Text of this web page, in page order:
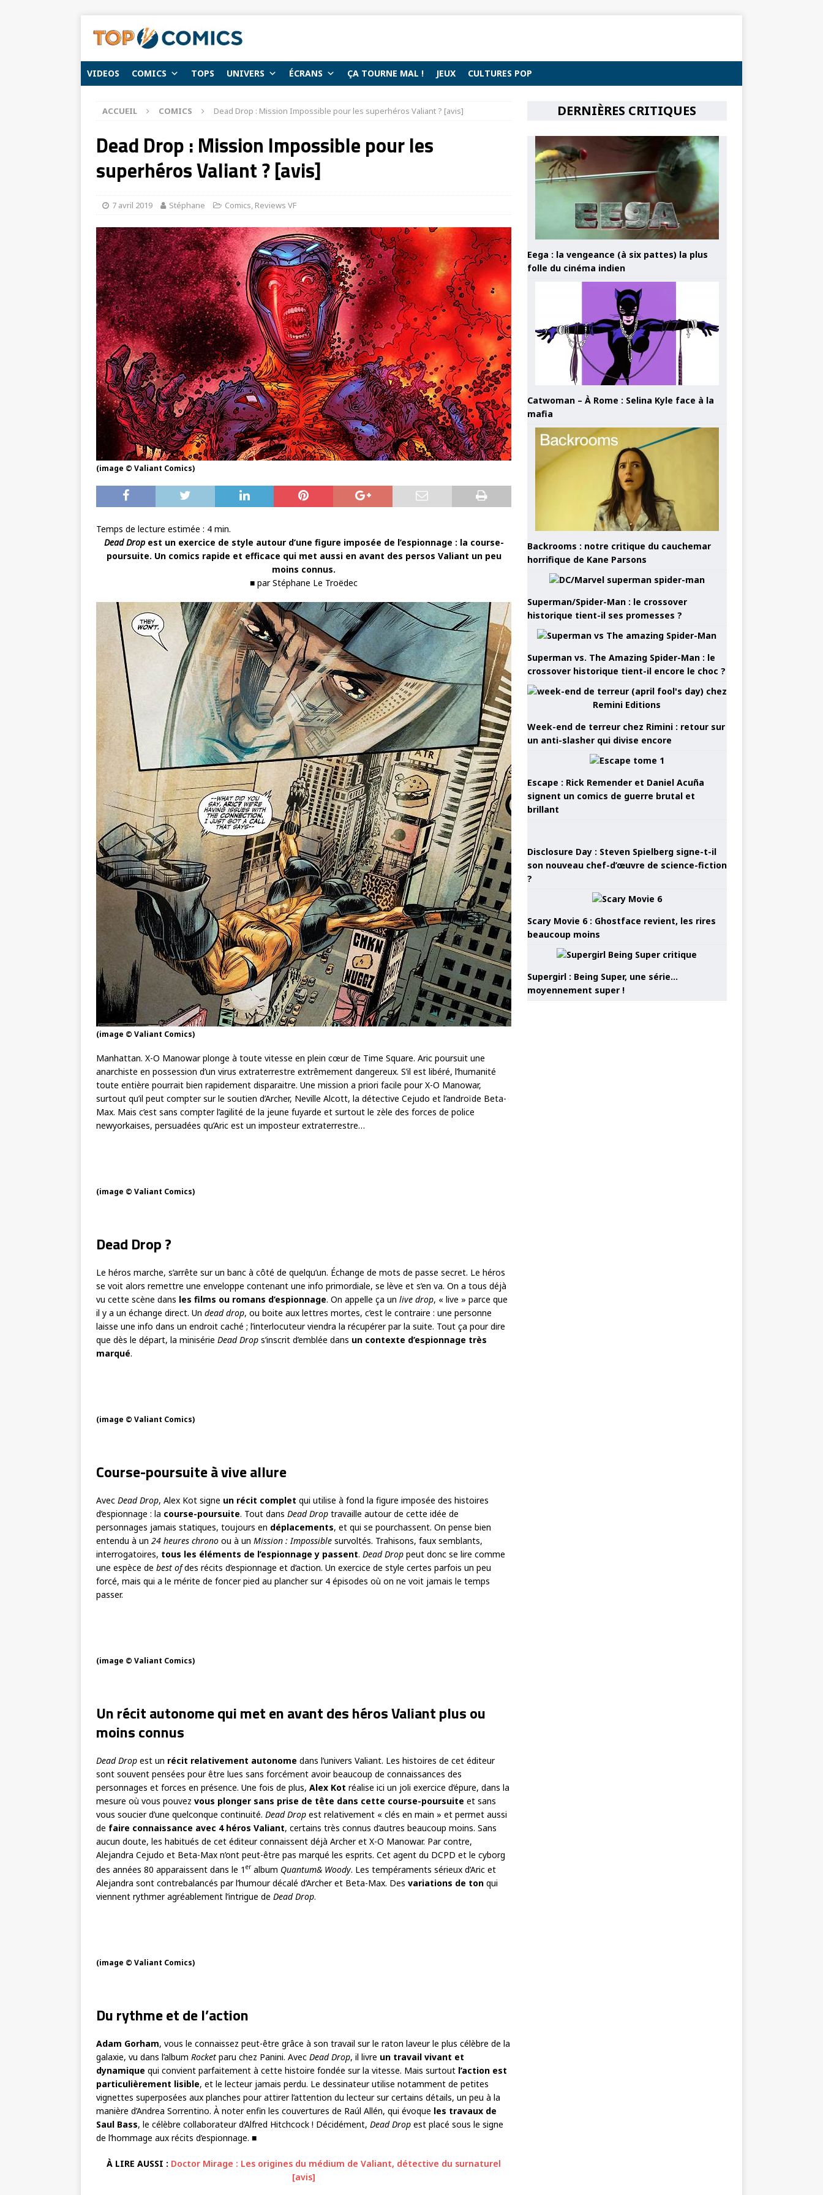
VIDEOS COMICS TOPS UNIVERS ÉCRANS ÇA TOURNE MAL ! JEUX CULTURES POP
ACCUEIL COMICS Dead Drop : Mission Impossible pour les superhéros Valiant ? [avis]
Dead Drop : Mission Impossible pour les
superhéros Valiant ? [avis]
7 avril 2019 Stéphane Comics, Reviews VF
(image © Valiant Comics)
Temps de lecture estimée : 4 min.
Dead Dropest un exercice de style autour d’une figure imposée de l’espionnage : la course-
poursuite. Un comics rapide et efficace qui met aussi en avant des persos Valiant un peu
moins connus.
■ par Stéphane Le Troëdec
(image © Valiant Comics)
Manhattan. X-O Manowar plonge à toute vitesse en plein cœur de Time Square. Aric poursuit une
anarchiste en possession d’un virus extraterrestre extrêmement dangereux. S’il est libéré, l’humanité
toute entière pourrait bien rapidement disparaitre. Une mission a priori facile pour X-O Manowar,
surtout qu’il peut compter sur le soutien d’Archer, Neville Alcott, la détective Cejudo et l’androïde Beta-
Max. Mais c’est sans compter l’agilité de la jeune fuyarde et surtout le zèle des forces de police
newyorkaises, persuadées qu’Aric est un imposteur extraterrestre…
(image © Valiant Comics)
Dead Drop ?
Le héros marche, s’arrête sur un banc à côté de quelqu’un. Échange de mots de passe secret. Le héros
se voit alors remettre une enveloppe contenant une info primordiale, se lève et s’en va. On a tous déjà
vu cette scène dans les films ou romans d’espionnage. On appelle ça un live drop, « live » parce que
il y a un échange direct. Un dead drop, ou boite aux lettres mortes, c’est le contraire : une personne
laisse une info dans un endroit caché ; l’interlocuteur viendra la récupérer par la suite. Tout ça pour dire
que dès le départ, la minisérie Dead Drop s’inscrit d’emblée dans un contexte d’espionnage très
marqué.
(image © Valiant Comics)
Course-poursuite à vive allure
Avec Dead Drop, Alex Kot signe un récit complet qui utilise à fond la figure imposée des histoires
d’espionnage : la course-poursuite. Tout dans Dead Drop travaille autour de cette idée de
personnages jamais statiques, toujours en déplacements, et qui se pourchassent. On pense bien
entendu à un 24 heures chrono ou à un Mission : Impossible survoltés. Trahisons, faux semblants,
interrogatoires, tous les éléments de l’espionnage y passent. Dead Drop peut donc se lire comme
une espèce de best ofdes récits d’espionnage et d’action. Un exercice de style certes parfois un peu
forcé, mais qui a le mérite de foncer pied au plancher sur 4 épisodes où on ne voit jamais le temps
passer.
(image © Valiant Comics)
Un récit autonome qui met en avant des héros Valiant plus ou
moins connus
Dead Drop est un récit relativement autonome dans l’univers Valiant. Les histoires de cet éditeur
sont souvent pensées pour être lues sans forcément avoir beaucoup de connaissances des
personnages et forces en présence. Une fois de plus, Alex Kot réalise ici un joli exercice d’épure, dans la
mesure où vous pouvez vous plonger sans prise de tête dans cette course-poursuite et sans
vous soucier d’une quelconque continuité. Dead Drop est relativement « clés en main » et permet aussi
de faire connaissance avec 4 héros Valiant, certains très connus d’autres beaucoup moins. Sans
aucun doute, les habitués de cet éditeur connaissent déjà Archer et X-O Manowar. Par contre,
Alejandra Cejudo et Beta-Max n’ont peut-être pas marqué les esprits. Cet agent du DCPD et le cyborg
des années 80 apparaissent dans le 1 eralbum Quantum& Woody. Les tempéraments sérieux d’Aric et
Alejandra sont contrebalancés par l’humour décalé d’Archer et Beta-Max. Des variations de ton qui
viennent rythmer agréablement l’intrigue de Dead Drop.
(image © Valiant Comics)
Du rythme et de l’action
Adam Gorham, vous le connaissez peut-être grâce à son travail sur le raton laveur le plus célèbre de la
galaxie, vu dans l’album Rocket paru chez Panini. Avec Dead Drop, il livre un travail vivant et
dynamique qui convient parfaitement à cette histoire fondée sur la vitesse. Mais surtout l’action est
particulièrement lisible, et le lecteur jamais perdu. Le dessinateur utilise notamment de petites
vignettes superposées aux planches pour attirer l’attention du lecteur sur certains détails, un peu à la
manière d’Andrea Sorrentino. À noter enfin les couvertures de Raúl Allén, qui évoque les travaux de
Saul Bass, le célèbre collaborateur d’Alfred Hitchcock ! Décidément, Dead Drop est placé sous le signe
de l’hommage aux récits d’espionnage. ■
À LIRE AUSSI : Doctor Mirage : Les origines du médium de Valiant, détective du surnaturel
[avis]
DERNIÈRES CRITIQUES
Eega : la vengeance (à six pattes) la plus
folle du cinéma indien
Catwoman – À Rome : Selina Kyle face à la
mafia
Backrooms : notre critique du cauchemar
horrifique de Kane Parsons
Superman/Spider-Man : le crossover
historique tient-il ses promesses ?
Superman vs. The Amazing Spider-Man : le
crossover historique tient-il encore le choc ?
Week-end de terreur chez Rimini : retour sur
un anti-slasher qui divise encore
Escape : Rick Remender et Daniel Acuña
signent un comics de guerre brutal et
brillant
Disclosure Day : Steven Spielberg signe-t-il
son nouveau chef-d’œuvre de science-fiction
?
Scary Movie 6 : Ghostface revient, les rires
beaucoup moins
Supergirl : Being Super, une série…
moyennement super !